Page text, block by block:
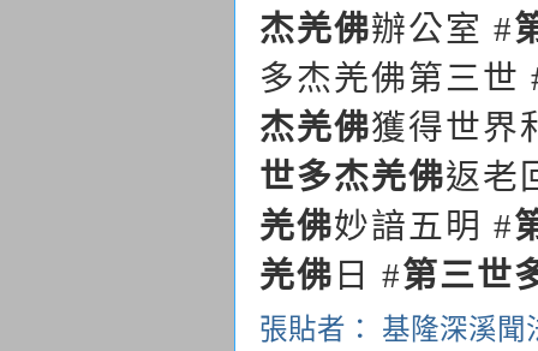
杰羌佛辦公室 #
多杰羌佛第三世
杰羌佛獲得世界
世多杰羌佛返老
羌佛妙諳五明 #
羌佛日 #第三世
張貼者： 基隆深溪聞